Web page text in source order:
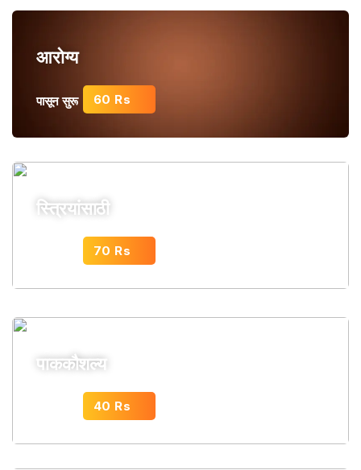
आरोग्य
पासून सुरू 60 Rs
स्त्रियांसाठी
70 Rs
पाककौशल्य
40 Rs